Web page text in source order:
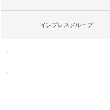
インプレスグループ